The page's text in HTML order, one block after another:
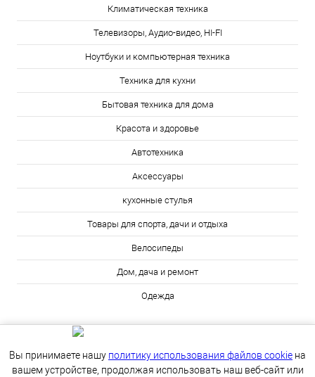
Климатическая техника
Телевизоры, Аудио-видео, HI-FI
Ноутбуки и компьютерная техника
Техника для кухни
Бытовая техника для дома
Красота и здоровье
Автотехника
Аксессуары
кухонные стулья
Товары для спорта, дачи и отдыха
Велосипеды
Дом, дача и ремонт
Одежда
Вы принимаете нашу политику использования файлов cookie на
вашем устройстве, продолжая использовать наш веб-сайт или